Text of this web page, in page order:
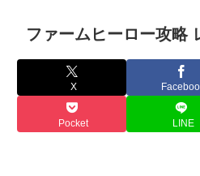
ファームヒーロー攻略
X
Pocket LINE